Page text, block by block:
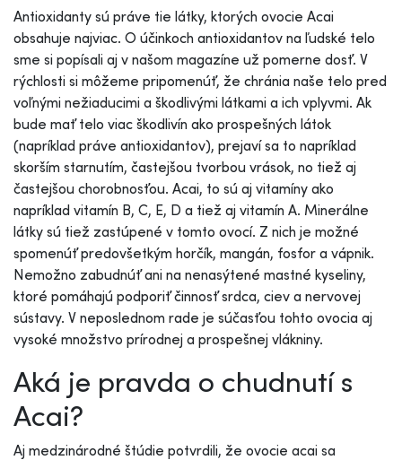
Antioxidanty sú práve tie látky, ktorých ovocie Acai
obsahuje najviac. O účinkoch antioxidantov na ľudské telo
sme si popísali aj v našom magazíne už pomerne dosť. V
rýchlosti si môžeme pripomenúť, že chránia naše telo pred
voľnými nežiaducimi a škodlivými látkami a ich vplyvmi. Ak
bude mať telo viac škodlivín ako prospešných látok
(napríklad práve antioxidantov), prejaví sa to napríklad
skorším starnutím, častejšou tvorbou vrások, no tiež aj
častejšou chorobnosťou. Acai, to sú aj vitamíny ako
napríklad vitamín B, C, E, D a tiež aj vitamín A. Minerálne
látky sú tiež zastúpené v tomto ovocí. Z nich je možné
spomenúť predovšetkým horčík, mangán, fosfor a vápnik.
Nemožno zabudnúť ani na nenasýtené mastné kyseliny,
ktoré pomáhajú podporiť činnosť srdca, ciev a nervovej
sústavy. V neposlednom rade je súčasťou tohto ovocia aj
vysoké množstvo prírodnej a prospešnej vlákniny.
Aká je pravda o chudnutí s
Acai?
Aj medzinárodné štúdie potvrdili, že ovocie acai sa